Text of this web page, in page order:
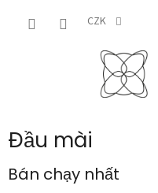
CZK
Đầu mài
Bán chạy nhất